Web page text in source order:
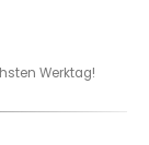
Werktag!